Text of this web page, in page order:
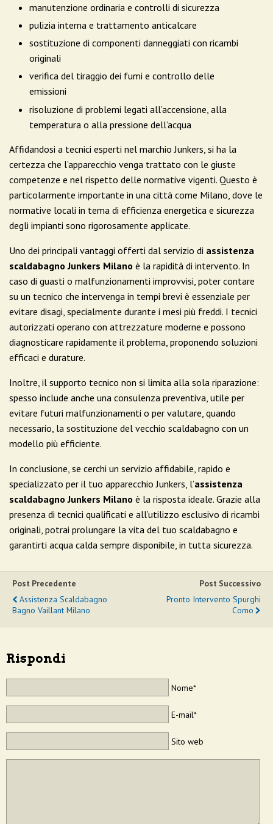
manutenzione ordinaria e controlli di sicurezza
pulizia interna e trattamento anticalcare
sostituzione di componenti danneggiati con ricambi
originali
verifica del tiraggio dei fumi e controllo delle
emissioni
risoluzione di problemi legati all’accensione, alla
temperatura o alla pressione dell’acqua
Affidandosi a tecnici esperti nel marchio Junkers, si ha la
certezza che l’apparecchio venga trattato con le giuste
competenze e nel rispetto delle normative vigenti. Questo è
particolarmente importante in una città come Milano, dove le
normative locali in tema di efficienza energetica e sicurezza
degli impianti sono rigorosamente applicate.
Uno dei principali vantaggi offerti dal servizio di assistenza
scaldabagno Junkers Milano è la rapidità di intervento. In
caso di guasti o malfunzionamenti improvvisi, poter contare
su un tecnico che intervenga in tempi brevi è essenziale per
evitare disagi, specialmente durante i mesi più freddi. I tecnici
autorizzati operano con attrezzature moderne e possono
diagnosticare rapidamente il problema, proponendo soluzioni
efficaci e durature.
Inoltre, il supporto tecnico non si limita alla sola riparazione:
spesso include anche una consulenza preventiva, utile per
evitare futuri malfunzionamenti o per valutare, quando
necessario, la sostituzione del vecchio scaldabagno con un
modello più efficiente.
In conclusione, se cerchi un servizio affidabile, rapido e
specializzato per il tuo apparecchio Junkers, l’assistenza
scaldabagno Junkers Milano è la risposta ideale. Grazie alla
presenza di tecnici qualificati e all’utilizzo esclusivo di ricambi
originali, potrai prolungare la vita del tuo scaldabagno e
garantirti acqua calda sempre disponibile, in tutta sicurezza.
Post Precedente
Assistenza Scaldabagno
Bagno Vaillant Milano
Post Successivo
Pronto Intervento Spurghi
Como
Rispondi
Nome*
E-mail*
Sito web